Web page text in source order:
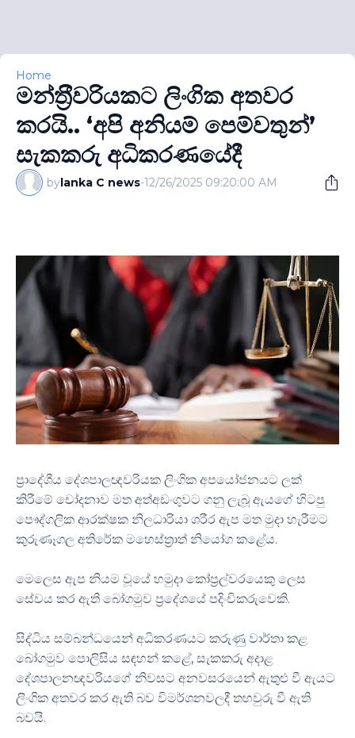
Home
මන්ත‍්‍රීවරියකට ලිංගික අතවර
කරයි.. ‘අපි අනියම් පෙම්වතුන්’
සැකකරු අධිකරණයේදී
bylanka C news-12/26/2025 09:20:00 AM
ප්‍රාදේශීය දේශපාලඥවරියක ලිංගික අපයෝජනයට ලක්
කිරීමේ චෝදනාව මත අත්අඩංගුවට ගනු ලැබූ ඇයගේ හිටපු
පෞද්ගලික ආරක්ෂක නිලධාරියා ශරීර ඇප මත මුදා හැරීමට
කුරුණෑගල අතිරේක මහෙස්ත්‍රාත් නියෝග කළේය.
මෙලෙස ඇප නියම වූයේ හමුදා කෝප්‍රල්වරයෙකු ලෙස
සේවය කර ඇති බෝගමුව ප්‍රදේශයේ පදිංචිකරුවෙකි.
සිද්ධිය සම්බන්ධයෙන් අධිකරණයට කරුණු වාර්තා කළ
බෝගමුව පොලිසිය සඳහන් කළේ, සැකකරු අදාළ
දේශපාලනඥවරියගේ නිවසට අනවසරයෙන් ඇතුළු වී ඇයට
ලිංගික අතවර කර ඇති බව විමර්ශනවලදී තහවුරු වී ඇති
බවයි.